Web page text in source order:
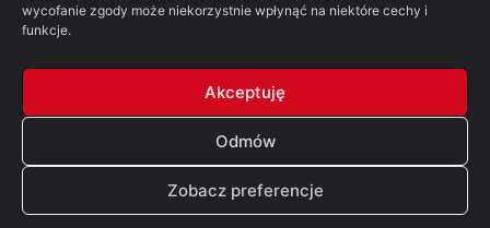
wycofanie zgody może niekorzystnie wpłynąć na niektóre cechy i
funkcje.
Akceptuję
Odmów
Zobacz preferencje
Tolkienowskie Q&A
Voo
Wieści z Cytadeli
© Copyright 2026, All Rights Reserved | FSGK.PL
Facebook
X YouTubeDiscord